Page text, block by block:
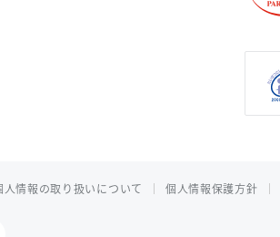
人情報の取り扱いについて 個人情報保護方針